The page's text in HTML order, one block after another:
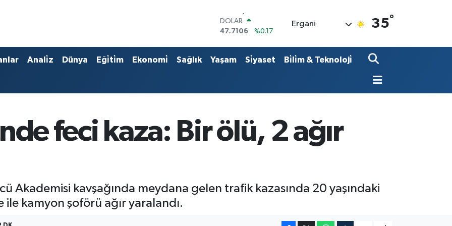
DOLAR
47,7106
%0.17
55,1652
%0.27
STERLİN
BITCOIN
65.130,04
Ergani 35°
Anali̇z Dünya Eği̇ti̇m Ekonomi̇ Sağlık Yaşam Si̇yaset Bi̇li̇m & Teknoloji̇
feci kaza: Bir ölü, 2 ağır
Akademisi kavşağında meydana gelen trafik kazasında 20 yaşındaki
ile kamyon şoförü ağır yaralandı.